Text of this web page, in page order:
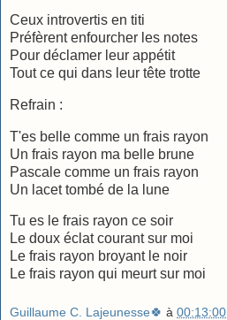
Ceux introvertis en titi
Préfèrent enfourcher les notes
Pour déclamer leur appétit
Tout ce qui dans leur tête trotte
Refrain :
T'es belle comme un frais rayon
Un frais rayon ma belle brune
Pascale comme un frais rayon
Un lacet tombé de la lune
Tu es le frais rayon ce soir
Le doux éclat courant sur moi
Le frais rayon broyant le noir
Le frais rayon qui meurt sur moi
Guillaume C. Lajeunesse🍀 à 00:13:00